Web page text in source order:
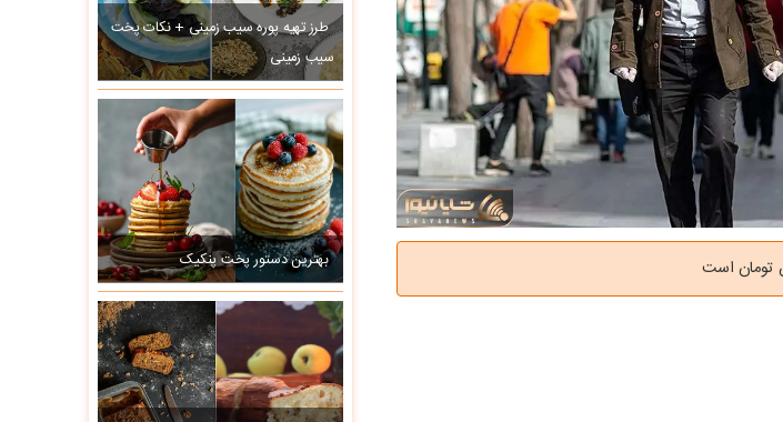
طرز تهیه پوره سیب زمینی + نکات پخت
سیب زمینی
بهترین دستور پخت پنکیک